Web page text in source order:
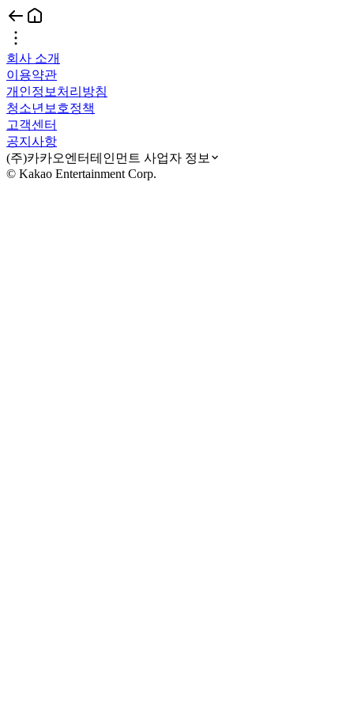
회사 소개
이용약관
개인정보처리방침
청소년보호정책
고객센터
공지사항
(주)카카오엔터테인먼트 사업자 정보
© Kakao Entertainment Corp.